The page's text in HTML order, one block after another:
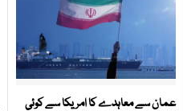
عمان سے معاہدے کا امریکا سے کوئی